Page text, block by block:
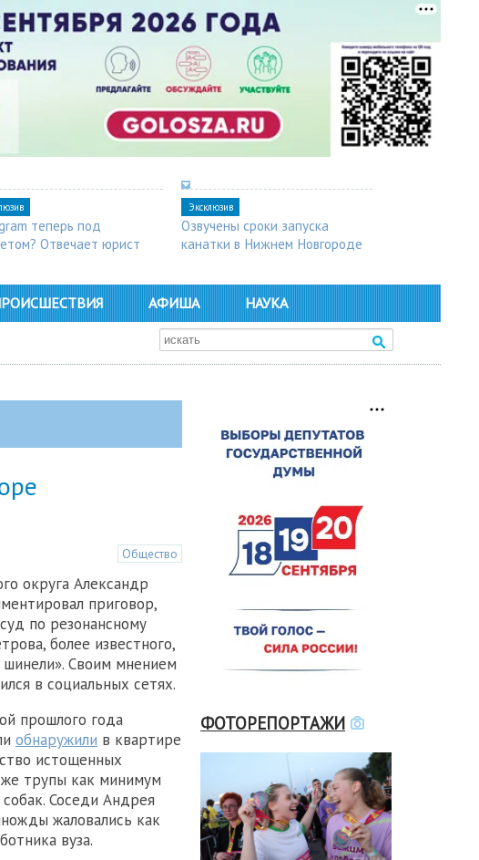
теперь под
Отвечает юрист
Эксклюзив
Озвучены сроки запуска
канатки в Нижнем Новгороде
АФИША НАУКА
Общество
округа Александр
приговор,
по резонансному
более известного,
Своим мнением
в социальных сетях.
прошлого года
обнаружили в квартире
истощенных
трупы как минимум
Соседи Андрея
жаловались как
вуза.
ФОТОРЕПОРТАЖИ